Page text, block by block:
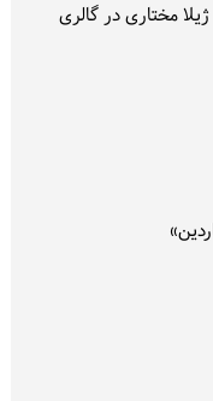
مختاری در گالری